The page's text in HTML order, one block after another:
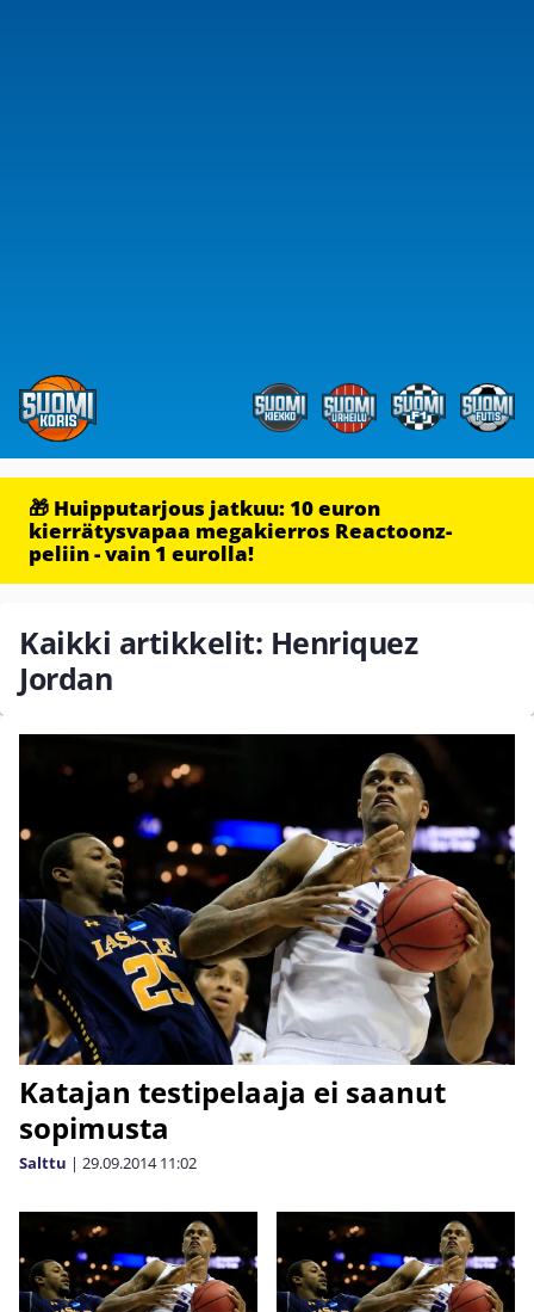
🎁 Huipputarjous jatkuu: 10 euron
kierrätysvapaa megakierros Reactoonz-
peliin - vain 1 eurolla!
Kaikki artikkelit: Henriquez
Jordan
Katajan testipelaaja ei saanut
sopimusta
Salttu | 29.09.2014 11:02